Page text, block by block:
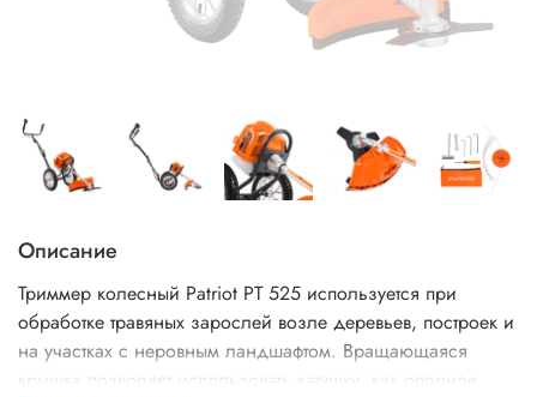
Описание
Триммер колесный Patriot PT 525 используется при
обработке травяных зарослей возле деревьев, построек и
на участках с неровным ландшафтом. Вращающаяся
крышка позволяет использовать катушку, как опорное